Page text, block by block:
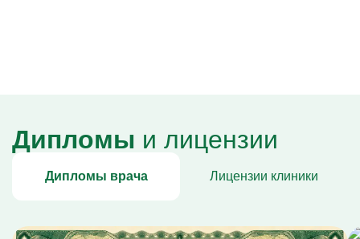
Дипломы и лицензии
Дипломы врача Лицензии клиники